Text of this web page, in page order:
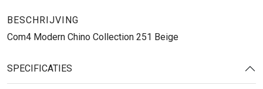
BESCHRIJVING
Com4 Modern Chino Collection 251 Beige
SPECIFICATIES